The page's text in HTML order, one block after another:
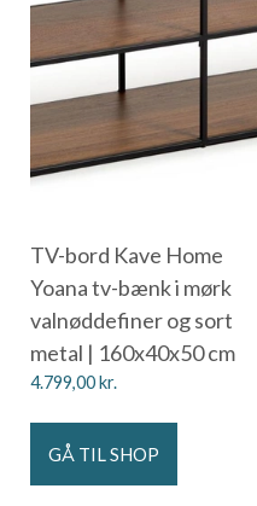
TV-bord Kave Home
Yoana tv-bænk i mørk
valnøddefiner og sort
metal | 160x40x50 cm
4.799,00kr.
GÅ TIL SHOP